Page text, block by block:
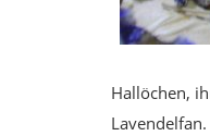
Hallöchen,